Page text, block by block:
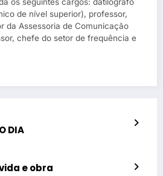
de nível superior), professor,
da Assessoria de Comunicação
chefe do setor de frequência e
DIA
e obra